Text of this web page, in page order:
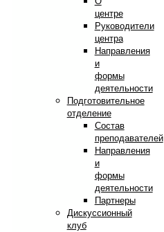
центре
Руководители
центра
Направления
и
формы
деятельности
Подготовительное
отделение
Состав
преподавателей
Направления
и
формы
деятельности
Партнеры
Дискуссионный
клуб